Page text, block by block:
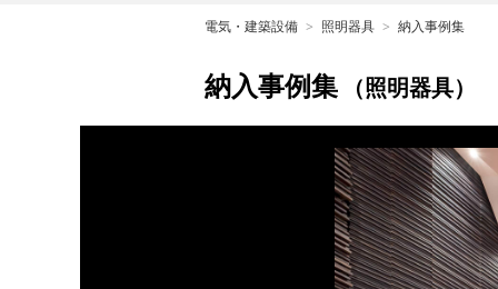
電気・建築設備 照明器具 納入事例集
納入事例集 （照明器具）